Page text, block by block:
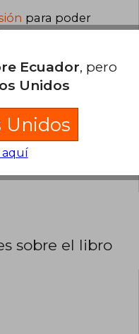
para poder
.
(1)
(0)
(0)
(0)
(0)
sobre el libro
Ecuador, pero
Unidos
Unidos
aquí